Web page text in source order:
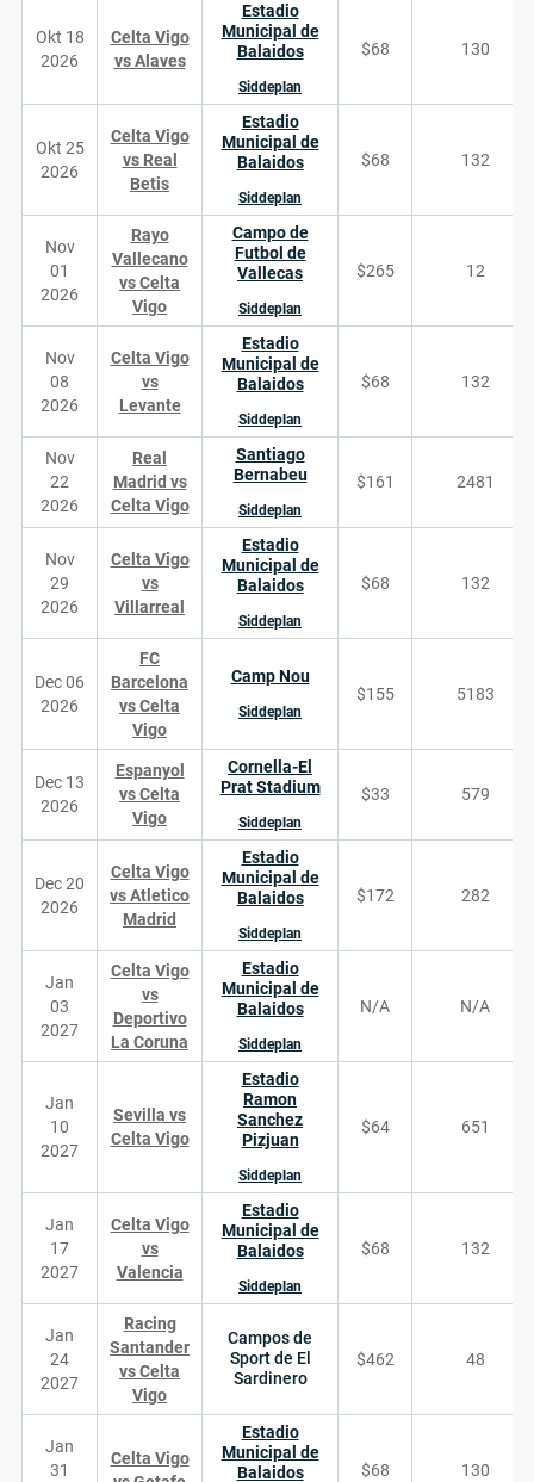
Okt 18
2026
Celta Vigo
vs Alaves
Estadio
Municipal de
Balaidos
Siddeplan
$68 130
Okt 25
2026
Celta Vigo
vs Real
Betis
Estadio
Municipal de
Balaidos
Siddeplan
$68 132
Nov
01
2026
Rayo
Vallecano
vs Celta
Vigo
Campo de
Futbol de
Vallecas
Siddeplan
$265 12
Nov
08
2026
Celta Vigo
vs
Levante
Estadio
Municipal de
Balaidos
Siddeplan
$68 132
Nov
22
2026
Real
Madrid vs
Celta Vigo
Santiago
Bernabeu
Siddeplan
$161 2481
Nov
29
2026
Celta Vigo
vs
Villarreal
Estadio
Municipal de
Balaidos
Siddeplan
$68 132
Dec 06
2026
FC
Barcelona
vs Celta
Vigo
Camp Nou
Siddeplan
$155 5183
Dec 13
2026
Espanyol
vs Celta
Vigo
Cornella-El
Prat Stadium
Siddeplan
$33 579
Dec 20
2026
Celta Vigo
vs Atletico
Madrid
Estadio
Municipal de
Balaidos
Siddeplan
$172 282
Jan
03
2027
Celta Vigo
vs
Deportivo
La Coruna
Estadio
Municipal de
Balaidos
Siddeplan
N/A N/A
Jan
10
2027
Sevilla vs
Celta Vigo
Estadio
Ramon
Sanchez
Pizjuan
Siddeplan
$64 651
Jan
17
2027
Celta Vigo
vs
Valencia
Estadio
Municipal de
Balaidos
Siddeplan
$68 132
Jan
24
2027
Racing
Santander
vs Celta
Vigo
Campos de
Sport de El
Sardinero
$462 48
Jan
31
Celta Vigo
Estadio
Municipal de
Balaidos
$68 130